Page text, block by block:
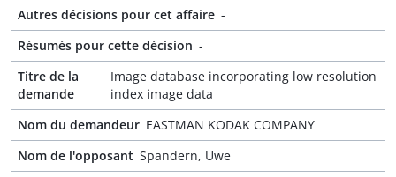
Autres décisions pour cet affaire -
Résumés pour cette décision -
Titre de la
demande
Image database incorporating low resolution
index image data
Nom du demandeur EASTMAN KODAK COMPANY
Nom de l'opposant Spandern, Uwe